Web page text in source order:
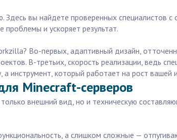
вы найдете проверенных специалистов с
и ускоряет результат.
Во-первых, адаптивный дизайн,
В-третьих, скорость реализации, ведь
а инструмент, который работает на рост вашей
Minecraft-серверов
внешний вид, но и техническую
а слишком сложные —